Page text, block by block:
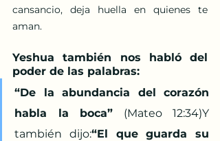
cansancio, deja huella en quienes te
aman.
Yeshua también nos habló del
poder de las palabras:
“De la abundancia del corazón
habla la boca” (Mateo 12:34)Y
también dijo:“El que guarda su